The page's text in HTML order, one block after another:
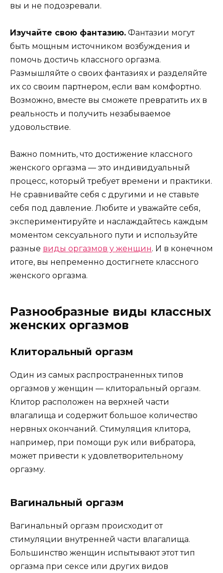
вы и не подозревали.
Изучайте свою фантазию. Фантазии могут
быть мощным источником возбуждения и
помочь достичь классного оргазма.
Размышляйте о своих фантазиях и разделяйте
их со своим партнером, если вам комфортно.
Возможно, вместе вы сможете превратить их в
реальность и получить незабываемое
удовольствие.
Важно помнить, что достижение классного
женского оргазма — это индивидуальный
процесс, который требует времени и практики.
Не сравнивайте себя с другими и не ставьте
себя под давление. Любите и уважайте себя,
экспериментируйте и наслаждайтесь каждым
моментом сексуального пути и используйте
разные виды оргазмов у женщин. И в конечном
итоге, вы непременно достигнете классного
женского оргазма.
Разнообразные виды классных
женских оргазмов
Клиторальный оргазм
Один из самых распространенных типов
оргазмов у женщин — клиторальный оргазм.
Клитор расположен на верхней части
влагалища и содержит большое количество
нервных окончаний. Стимуляция клитора,
например, при помощи рук или вибратора,
может привести к удовлетворительному
оргазму.
Вагинальный оргазм
Вагинальный оргазм происходит от
стимуляции внутренней части влагалища.
Большинство женщин испытывают этот тип
оргазма при сексе или других видов